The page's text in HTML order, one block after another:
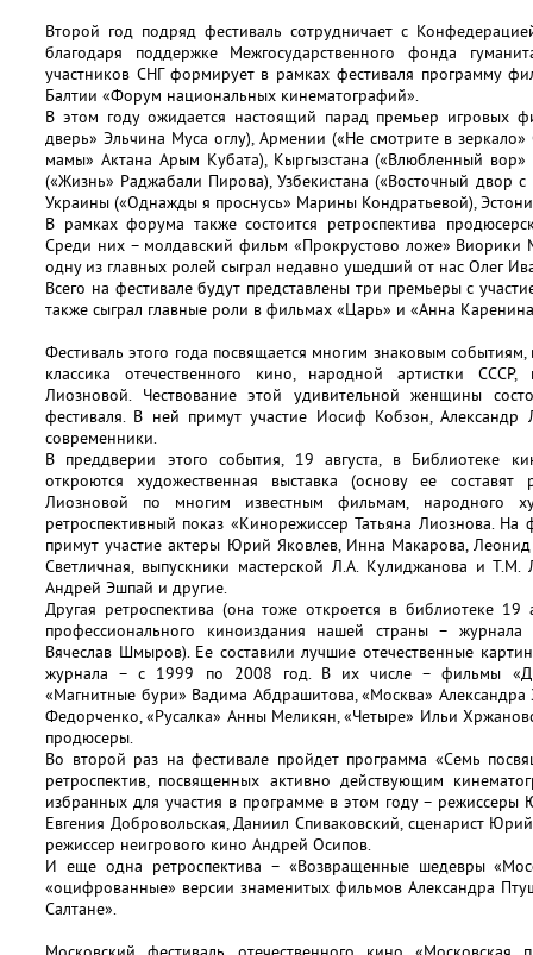
Второй год подряд фестиваль сотрудничает с
благодаря поддержке Межгосударственного фонда
участников СНГ формирует в рамках фестиваля программу
Балтии «Форум национальных кинематографий».
В этом году ожидается настоящий парад премьер игровых
дверь» Эльчина Муса оглу), Армении («Не смотрите в
мамы» Актана Арым Кубата), Кыргызстана («Влюбленный вор»
(«Жизнь» Раджабали Пирова), Узбекистана («Восточный двор
Украины («Однажды я проснусь» Марины Кондратьевой),
В рамках форума также состоится ретроспектива
Среди них – молдавский фильм «Прокрустово ложе»
одну из главных ролей сыграл недавно ушедший от нас Олег
Всего на фестивале будут представлены три премьеры с
также сыграл главные роли в фильмах «Царь» и «Анна
Фестиваль этого года посвящается многим знаковым
классика отечественного кино, народной артистки
Лиозновой. Чествование этой удивительной женщины
фестиваля. В ней примут участие Иосиф Кобзон,
современники.
В преддверии этого события, 19 августа, в Библиотеке
откроются художественная выставка (основу ее
Лиозновой по многим известным фильмам, народного
ретроспективный показ «Кинорежиссер Татьяна Лиознова.
примут участие актеры Юрий Яковлев, Инна Макарова,
Светличная, выпускники мастерской Л.А. Кулиджанова и
Андрей Эшпай и другие.
Другая ретроспектива (она тоже откроется в библиотеке 19
профессионального киноиздания нашей страны –
Вячеслав Шмыров). Ее составили лучшие отечественные
журнала – с 1999 по 2008 год. В их числе – фильмы
«Магнитные бури» Вадима Абдрашитова, «Москва» Александра
Федорченко, «Русалка» Анны Меликян, «Четыре» Ильи
продюсеры.
Во второй раз на фестивале пройдет программа «Семь
ретроспектив, посвященных активно действующим
избранных для участия в программе в этом году –
Евгения Добровольская, Даниил Спиваковский, сценарист
режиссер неигрового кино Андрей Осипов.
И еще одна ретроспектива – «Возвращенные шедевры
«оцифрованные» версии знаменитых фильмов Александра
Салтане».